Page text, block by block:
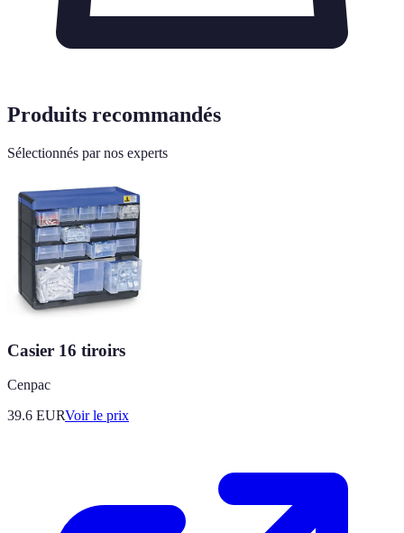
Produits recommandés
Sélectionnés par nos experts
Casier 16 tiroirs
Cenpac
39.6 EURVoir le prix